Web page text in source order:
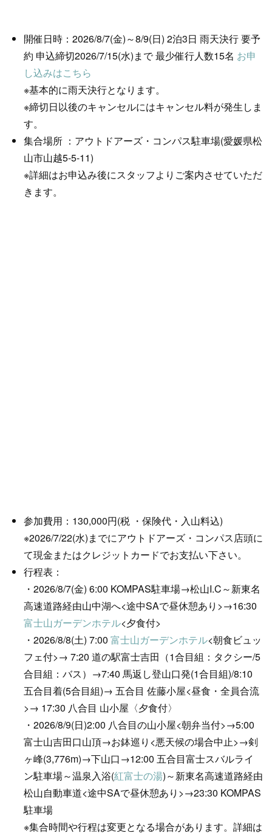
開催日時：2026/8/7(金)～8/9(日) 2泊3日 雨天決行 要予
約 申込締切2026/7/15(水)まで 最少催行人数15名 お申
し込みはこちら
※基本的に雨天決行となります。
※締切日以後のキャンセルにはキャンセル料が発生しま
す。
集合場所 ：アウトドアーズ・コンパス駐車場(愛媛県松
山市山越5-5-11)
※詳細はお申込み後にスタッフよりご案内させていただ
きます。
参加費用：130,000円(税 ・保険代・入山料込)
※2026/7/22(水)までにアウトドアーズ・コンパス店頭に
て現金またはクレジットカードでお支払い下さい。
行程表：
・2026/8/7(金) 6:00 KOMPAS駐車場→松山I.C～新東名
高速道路経由山中湖へ<途中SAで昼休憩あり>→16:30
富士山ガーデンホテル<夕食付>
・2026/8/8(土) 7:00 富士山ガーデンホテル<朝食ビュッ
フェ付>→ 7:20 道の駅富士吉田（1合目組：タクシー/5
合目組：バス）→7:40 馬返し登山口発(1合目組)/8:10
五合目着(5合目組)→ 五合目 佐藤小屋<昼食・全員合流
>→ 17:30 八合目 山小屋〈夕食付〉
・2026/8/9(日)2:00 八合目の山小屋<朝弁当付>→5:00
富士山吉田口山頂→お鉢巡り<悪天候の場合中止>→剣
ヶ峰(3,776m)→下山口→12:00 五合目富士スバルライ
ン駐車場～温泉入浴(紅富士の湯)～新東名高速道路経由
松山自動車道<途中SAで昼休憩あり>→23:30 KOMPAS
駐車場
※集合時間や行程は変更となる場合があります。詳細は